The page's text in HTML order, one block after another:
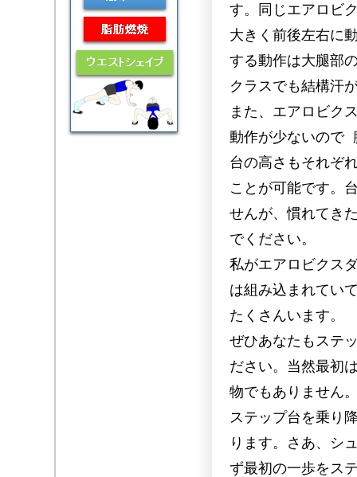
す。同じエアロビ
大きく前後左右に
する動作は大腿部
クラスでも結構
また、エアロビク
動作が少ないので
台の高さもそれぞ
ことが可能です。
せんが、慣れてき
でください。
私がエアロビクス
は組み込まれてい
たくさんいます。
ぜひあなたもステ
ださい。当然最初
物でもありません
ステップ台を乗り
ります。さあ、シ
ず最初の一歩をス